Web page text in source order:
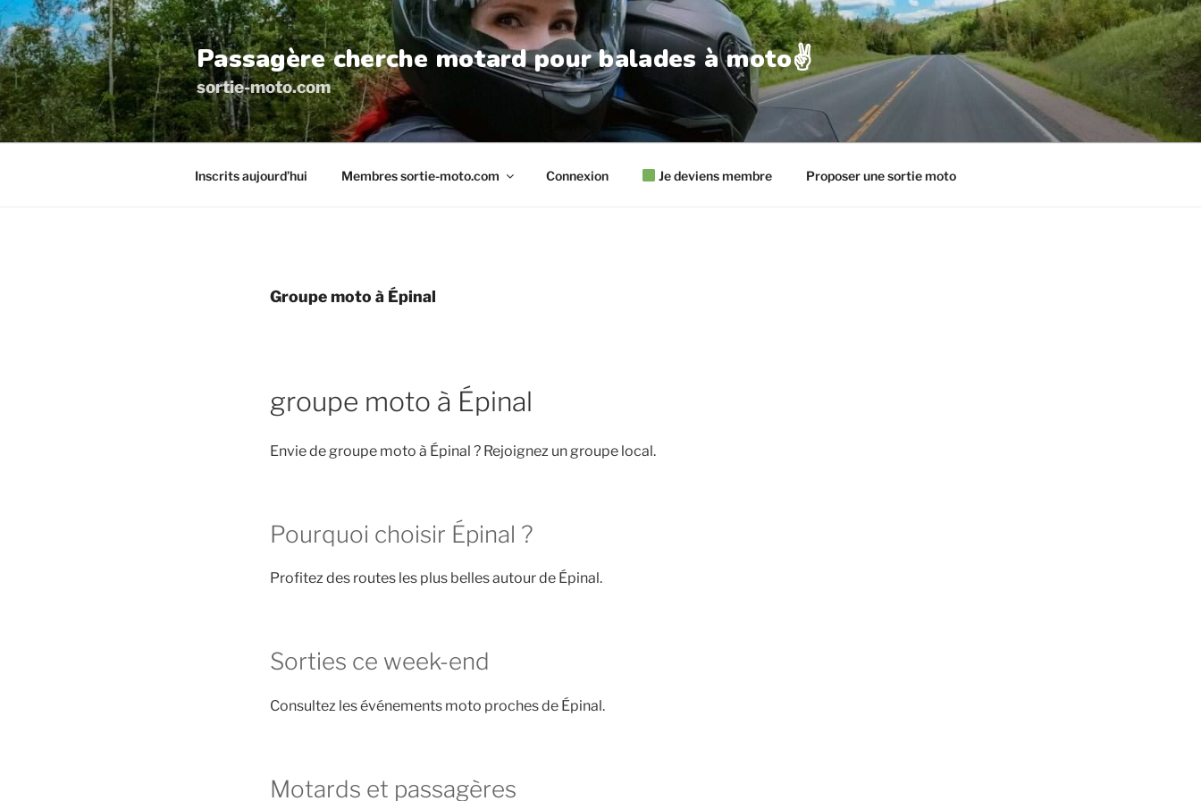
Aller
au
contenu
principal
Passagère cherche motard pour balades à moto✌️
sortie-moto.com
Inscrits aujourd’hui Membres sortie-moto.com Connexion Je deviens membre Proposer une sortie moto
Groupe moto à Épinal
groupe moto à Épinal
Envie de groupe moto à Épinal ? Rejoignez un groupe local.
Pourquoi choisir Épinal ?
Profitez des routes les plus belles autour de Épinal.
Sorties ce week-end
Consultez les événements moto proches de Épinal.
Motards et passagères